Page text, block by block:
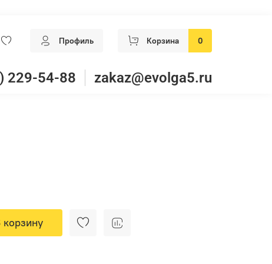
Профиль Корзина 0
229-54-88 zakaz@evolga5.ru
корзину